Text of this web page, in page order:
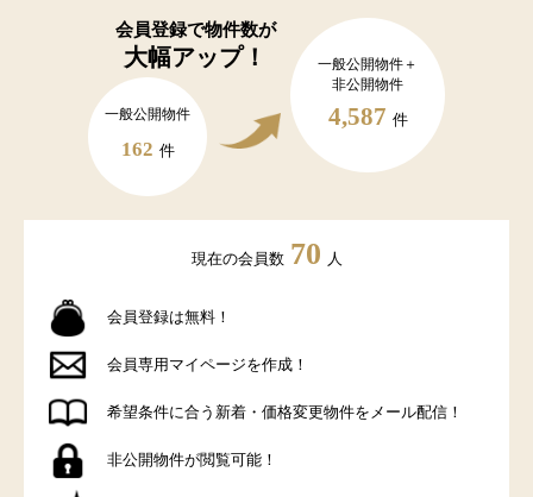
会員登録で物件数が
大幅アップ！
一般公開物件
162 件
一般公開物件＋
非公開物件
4,587 件
現在の会員数 70 人
会員登録は無料！
会員専用マイページを作成！
希望条件に合う新着・価格変更物件をメール配信！
非公開物件が閲覧可能！